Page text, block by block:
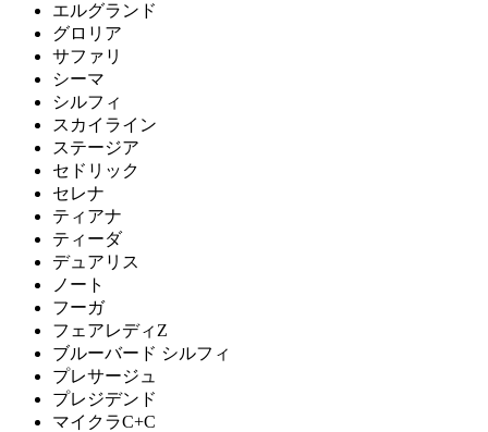
エルグランド
グロリア
サファリ
シーマ
シルフィ
スカイライン
ステージア
セドリック
セレナ
ティアナ
ティーダ
デュアリス
ノート
フーガ
フェアレディZ
ブルーバード シルフィ
プレサージュ
プレジデンド
マイクラC+C